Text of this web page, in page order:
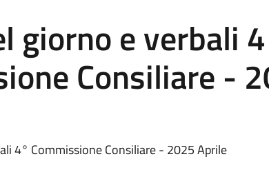
giorno e verbali
Consiliare -
4° Commissione Consiliare - 2025 Aprile